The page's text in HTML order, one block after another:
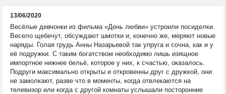
13/06/2020
Весёлые девчонки из фильма «День любви» устроили посиделки.
Весело щебечут, обсуждают шмотки и, конечно же, меряют новые
наряды. Голая грудь Анны Назарьевой так упруга и сочна, как и у
её подружки. С таким богатством необходимо лишь изящное
импортное нижнее бельё, которое у них, к счастью, оказалось.
Подруги максимально открыты и откровенны друг с дружкой, они
не замолкают, разве что в моменты, когда отвлекаются на
телевизор или когда с другой комнаты услышали посторонние